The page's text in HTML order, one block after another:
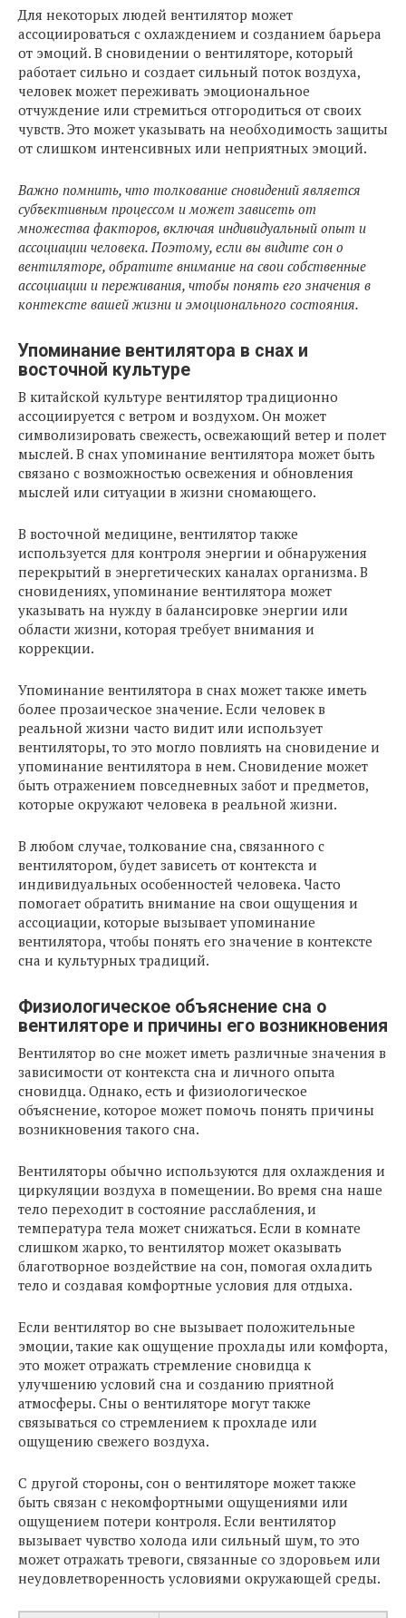
Для некоторых людей вентилятор может
ассоциироваться с охлаждением и созданием барьера
от эмоций. В сновидении о вентиляторе, который
работает сильно и создает сильный поток воздуха,
человек может переживать эмоциональное
отчуждение или стремиться отгородиться от своих
чувств. Это может указывать на необходимость защиты
от слишком интенсивных или неприятных эмоций.
Важно помнить, что толкование сновидений является
субъективным процессом и может зависеть от
множества факторов, включая индивидуальный опыт и
ассоциации человека. Поэтому, если вы видите сон о
вентиляторе, обратите внимание на свои собственные
ассоциации и переживания, чтобы понять его значения в
контексте вашей жизни и эмоционального состояния.
Упоминание вентилятора в снах и
восточной культуре
В китайской культуре вентилятор традиционно
ассоциируется с ветром и воздухом. Он может
символизировать свежесть, освежающий ветер и полет
мыслей. В снах упоминание вентилятора может быть
связано с возможностью освежения и обновления
мыслей или ситуации в жизни сномающего.
В восточной медицине, вентилятор также
используется для контроля энергии и обнаружения
перекрытий в энергетических каналах организма. В
сновидениях, упоминание вентилятора может
указывать на нужду в балансировке энергии или
области жизни, которая требует внимания и
коррекции.
Упоминание вентилятора в снах может также иметь
более прозаическое значение. Если человек в
реальной жизни часто видит или использует
вентиляторы, то это могло повлиять на сновидение и
упоминание вентилятора в нем. Сновидение может
быть отражением повседневных забот и предметов,
которые окружают человека в реальной жизни.
В любом случае, толкование сна, связанного с
вентилятором, будет зависеть от контекста и
индивидуальных особенностей человека. Часто
помогает обратить внимание на свои ощущения и
ассоциации, которые вызывает упоминание
вентилятора, чтобы понять его значение в контексте
сна и культурных традиций.
Физиологическое объяснение сна о
вентиляторе и причины его возникновения
Вентилятор во сне может иметь различные значения в
зависимости от контекста сна и личного опыта
сновидца. Однако, есть и физиологическое
объяснение, которое может помочь понять причины
возникновения такого сна.
Вентиляторы обычно используются для охлаждения и
циркуляции воздуха в помещении. Во время сна наше
тело переходит в состояние расслабления, и
температура тела может снижаться. Если в комнате
слишком жарко, то вентилятор может оказывать
благотворное воздействие на сон, помогая охладить
тело и создавая комфортные условия для отдыха.
Если вентилятор во сне вызывает положительные
эмоции, такие как ощущение прохлады или комфорта,
это может отражать стремление сновидца к
улучшению условий сна и созданию приятной
атмосферы. Сны о вентиляторе могут также
связываться со стремлением к прохладе или
ощущению свежего воздуха.
С другой стороны, сон о вентиляторе может также
быть связан с некомфортными ощущениями или
ощущением потери контроля. Если вентилятор
вызывает чувство холода или сильный шум, то это
может отражать тревоги, связанные со здоровьем или
неудовлетворенность условиями окружающей среды.